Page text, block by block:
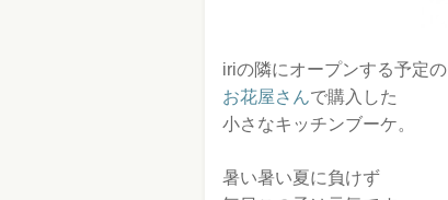
iriの隣にオープンする予定の
お花屋さんで購入した
小さなキッチンブーケ。
暑い暑い夏に負けず